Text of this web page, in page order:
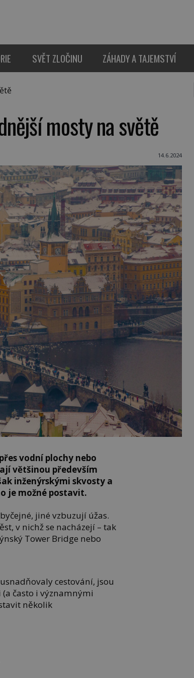
SVĚT ZLOČINU ZÁHADY A TAJEMSTVÍ
mosty na světě
14.6.2024
vodní plochy nebo
většinou především
inženýrskými skvosty a
je možné postavit.
jiné vzbuzují úžas.
v nichž se nacházejí – tak
Tower Bridge nebo
cestování, jsou
často i významnými
několik